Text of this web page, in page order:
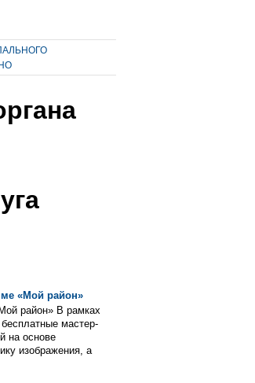
«Мой район»
район» В рамках
мастер-
на основе
изображения, а